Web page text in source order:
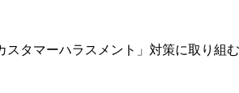
タマーハラスメント」対策に取り組む